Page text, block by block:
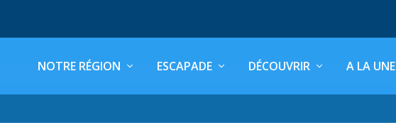
NOTRE RÉGION ESCAPADE DÉCOUVRIR A LA UNE